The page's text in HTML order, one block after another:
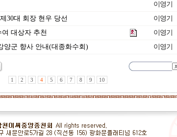
이영기
30대 회장 현우 당선 이영기
대상자 추천 이영기
양군 향사 안내(대종화수회) 이영기
1 2 3 4 5 6 7 8 9 10